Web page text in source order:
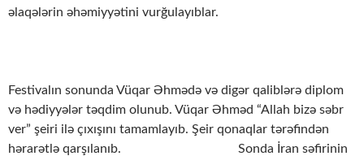
əlaqələrin əhəmiyyətini vurğulayıblar.
Festivalın sonunda Vüqar Əhmədə və digər qaliblərə diplom
və hədiyyələr təqdim olunub. Vüqar Əhməd “Allah bizə səbr
ver” şeiri ilə çıxışını tamamlayıb. Şeir qonaqlar tərəfindən
hərarətlə qarşılanıb. Sonda İran səfirinin